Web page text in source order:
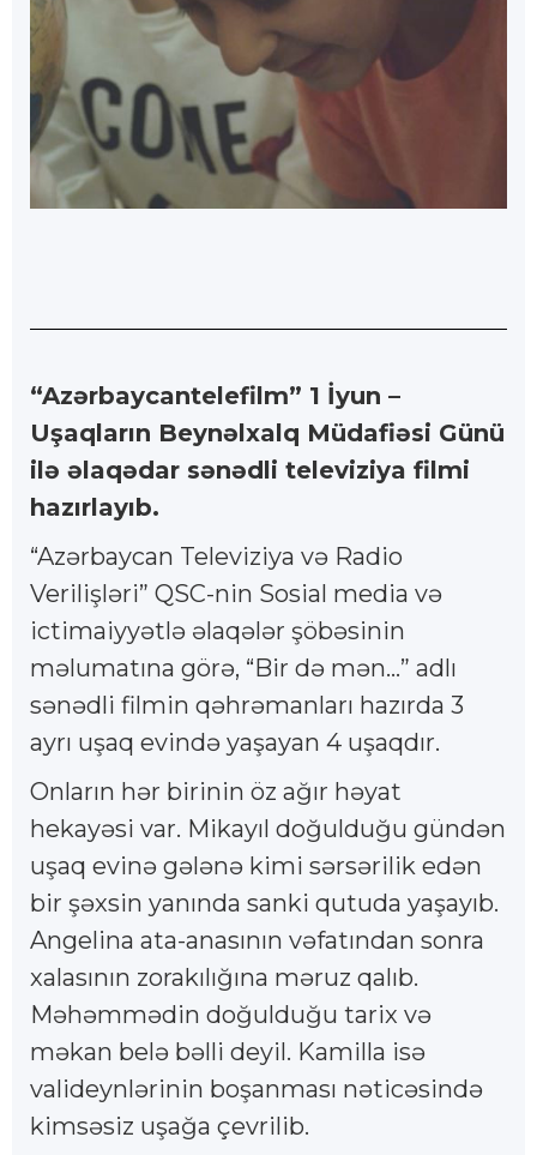
“Azərbaycantelefilm” 1 İyun –
Uşaqların Beynəlxalq Müdafiəsi Günü
ilə əlaqədar sənədli televiziya filmi
hazırlayıb.
“Azərbaycan Televiziya və Radio
Verilişləri” QSC-nin Sosial media və
ictimaiyyətlə əlaqələr şöbəsinin
məlumatına görə, “Bir də mən...” adlı
sənədli filmin qəhrəmanları hazırda 3
ayrı uşaq evində yaşayan 4 uşaqdır.
Onların hər birinin öz ağır həyat
hekayəsi var. Mikayıl doğulduğu gündən
uşaq evinə gələnə kimi sərsərilik edən
bir şəxsin yanında sanki qutuda yaşayıb.
Angelina ata-anasının vəfatından sonra
xalasının zorakılığına məruz qalıb.
Məhəmmədin doğulduğu tarix və
məkan belə bəlli deyil. Kamilla isə
valideynlərinin boşanması nəticəsində
kimsəsiz uşağa çevrilib.